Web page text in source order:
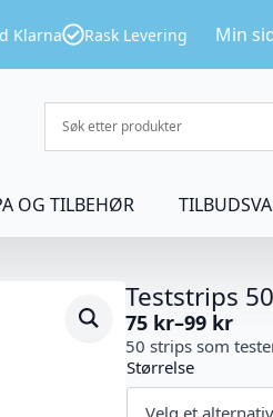
Klarna Rask Levering Min
OG TILBEHØR
Teststrips
75 kr–99 kr
Prisområde:
75 kr
til
99 kr
50 strips som
Størrelse